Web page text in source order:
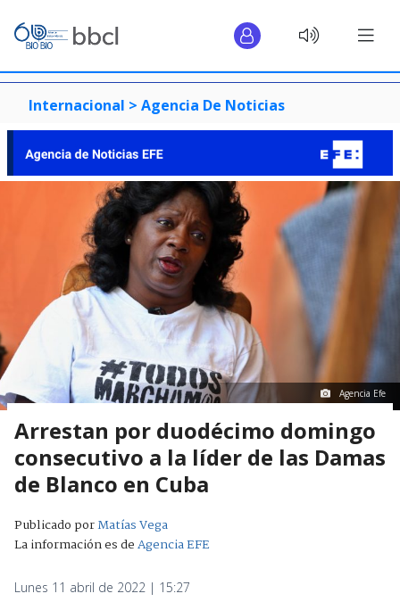
Internacional > Agencia De Noticias
Agencia Efe
Arrestan por duodécimo domingo
consecutivo a la líder de las Damas
de Blanco en Cuba
Publicado porMatías Vega
La información es deAgencia EFE
Lunes 11 abril de 2022 | 15:27